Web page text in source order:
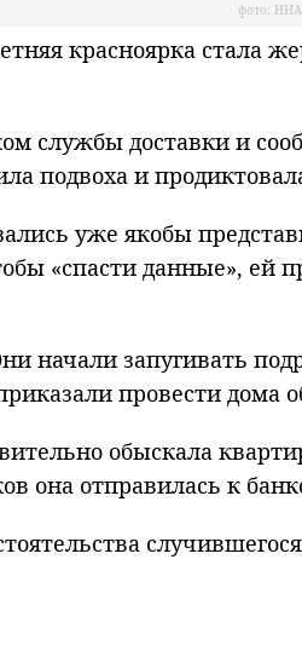
фото: НИА
красноярка стала
службы доставки и
подвоха и
уже якобы
«спасти данные»,
начали запугивать
провести дома
обыскала
отправилась к